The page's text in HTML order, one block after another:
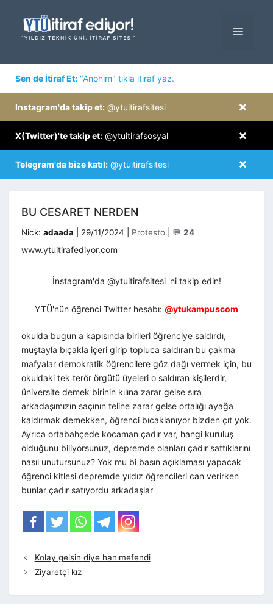
MENÜ
Sen de İtiraf Et: "Anonim" tıkla itiraf yaz.
×
Instagram'da takip et: @ytuitirafsitesi
×
X(Twitter)'te takip et: @ytuitirafsosyal
×
Telegram'da bize katıl: @ytuitirafsitesi
BU CESARET NERDEN
Nick: adaada 29/11/2024 Kategoriler
Protesto 💬 24
www.ytuitirafediyor.com
İnstagram'da @ytuitirafsitesi 'ni takip edin!
YTÜ'nün öğrenci Twitter hesabı: @ytukampuscom
okulda bugun a kapısında birileri öğrenciye saldırdı,
muştayla bıçakla içeri girip topluca saldıran bu çakma
mafyalar demokratik öğrencilere göz dağı vermek için, bu
okuldaki tek terör örgütü üyeleri o saldıran kişilerdir,
üniversite demek birinin kılına zarar gelse sıra
arkadaşımızın saçının teline zarar gelse ortalığı ayağa
kaldırmak demekken, öğrenci bıcaklanıyor bizden çıt yok.
Ayrıca ortabahçede kocaman çadır var, hangi kuruluş
olduğunu biliyorsunuz, depremde olanları çadır sattıklarını
nasıl unutursunuz? Yok mu bi basın açıklaması yapacak
öğrenci kitlesi depremde yıldız öğrencileri can verirken
bunlar çadır satıyordu arkadaşlar
Kolay gelsin diye hanımefendi
Ziyaretçi kız